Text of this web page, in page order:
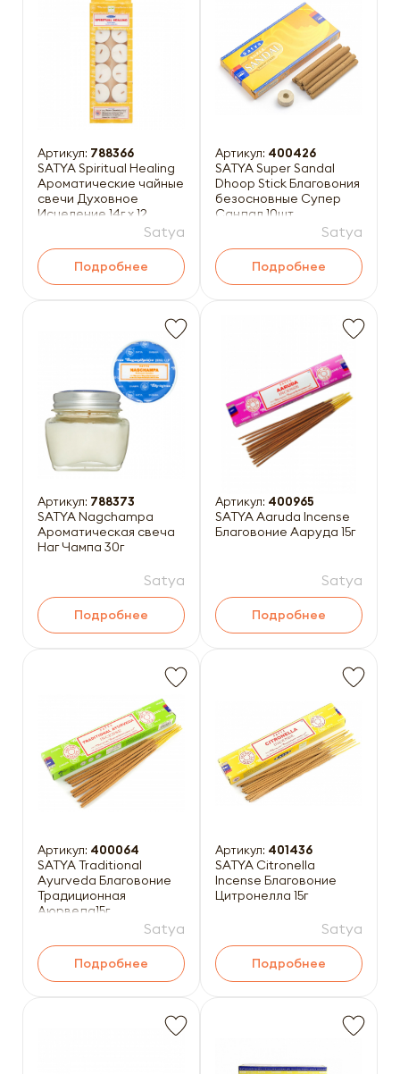
Артикул: 788366
SATYA Spiritual Healing
Ароматические чайные
свечи Духовное
Исцеление 14г x 12
Satya
Подробнее
Артикул: 400426
SATYA Super Sandal
Dhoop Stick Благовония
безосновные Супер
Сандал 10шт
Satya
Подробнее
Артикул: 788373
SATYA Nagchampa
Ароматическая свеча
Наг Чампа 30г
Satya
Подробнее
Артикул: 400965
SATYA Aaruda Incense
Благовоние Ааруда 15г
Satya
Подробнее
Артикул: 400064
SATYA Traditional
Ayurveda Благовоние
Традиционная
Аюрведа15г
Satya
Подробнее
Артикул: 401436
SATYA Citronella
Incense Благовоние
Цитронелла 15г
Satya
Подробнее